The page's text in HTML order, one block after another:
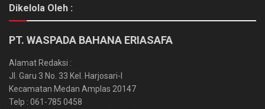
Dikelola Oleh :
PT. WASPADA BAHANA ERIASAFA
Alamat Redaksi :
Jl. Garu 3 No. 33 Kel. Harjosari-I
Kecamatan Medan Amplas 20147
Telp : 061-785 0458